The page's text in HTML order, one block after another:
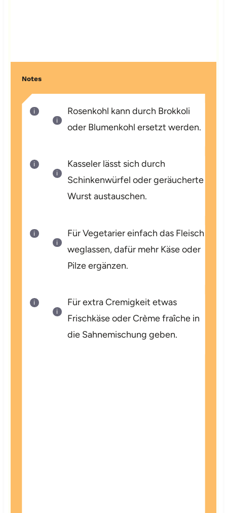
Notes
Rosenkohl kann durch Brokkoli
oder Blumenkohl ersetzt werden.
Kasseler lässt sich durch
Schinkenwürfel oder geräucherte
Wurst austauschen.
Für Vegetarier einfach das Fleisch
weglassen, dafür mehr Käse oder
Pilze ergänzen.
Für extra Cremigkeit etwas
Frischkäse oder Crème fraîche in
die Sahnemischung geben.